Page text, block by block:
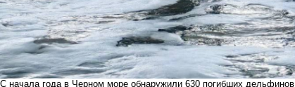
С начала года в Черном море обнаружили 630 погибших дельфинов